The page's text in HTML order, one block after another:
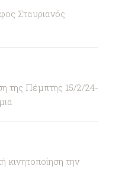
Σταυριανός
της Πέμπτης 15/2/24-
κινητοποίηση την